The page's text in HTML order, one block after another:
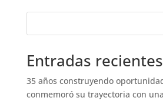
Entradas recientes
35 años construyendo
conmemoró su trayectoria con